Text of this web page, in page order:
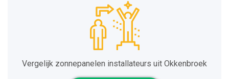
Vergelijk zonnepanelen installateurs uit Okkenbroek